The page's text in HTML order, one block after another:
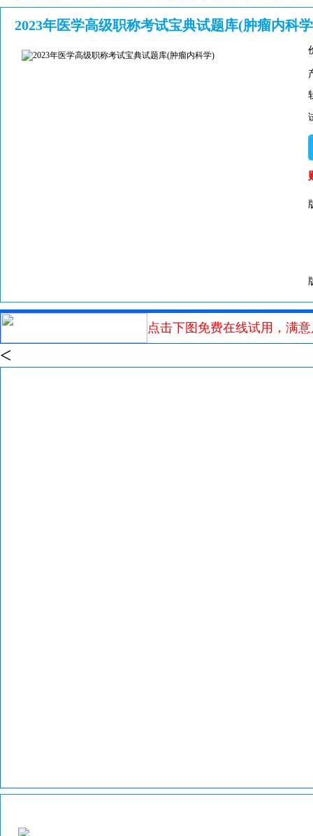
2023年医学高级职称考试宝典试题库(肿瘤内科
点击下图免费在线试用，满
<